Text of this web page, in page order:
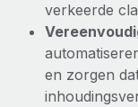
verkeerde
en zorgen